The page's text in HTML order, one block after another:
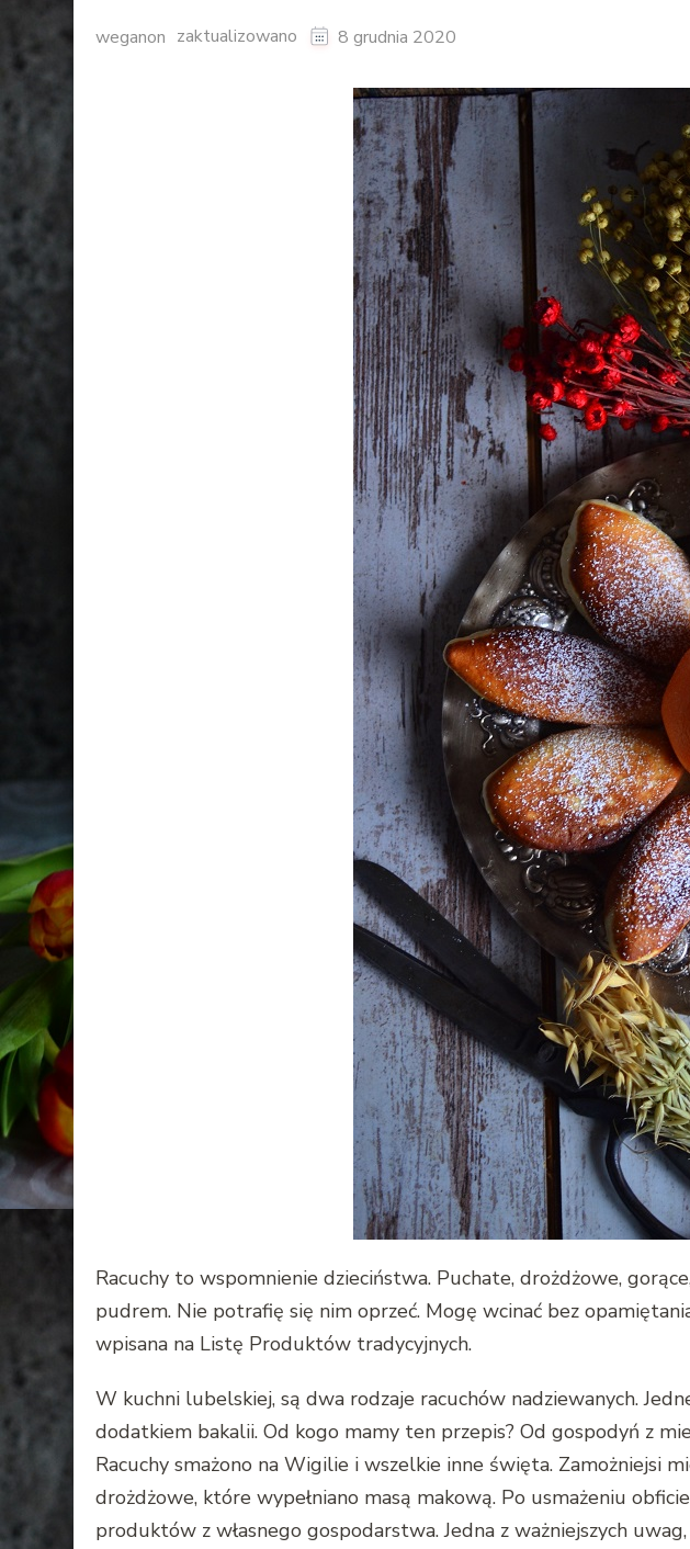
weganon zaktualizowano 8 grudnia 2020
Racuchy to wspomnienie dzieciństwa. Puchate, drożdżowe,
pudrem. Nie potrafię się nim oprzeć. Mogę wcinać bez
wpisana na Listę Produktów tradycyjnych.
W kuchni lubelskiej, są dwa rodzaje racuchów nadziewanych.
dodatkiem bakalii. Od kogo mamy ten przepis? Od gospodyń z
Racuchy smażono na Wigilie i wszelkie inne święta. Zamożniejsi
drożdżowe, które wypełniano masą makową. Po usmażeniu
produktów z własnego gospodarstwa. Jedna z ważniejszych